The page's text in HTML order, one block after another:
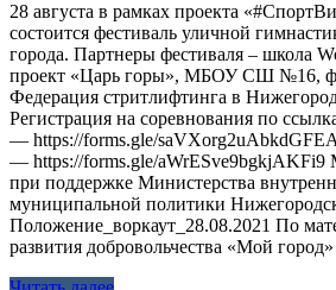
28 августа в рамках проекта
состоится фестиваль уличной
города. Партнеры фестиваля – школа
проект «Царь горы», МБОУ СШ №16,
Федерация стритлифтинга в
Регистрация на соревнования по
— https://forms.gle/
— https://forms.gle/aWrESve9bgkjAKFi9
при поддержке Министерства
муниципальной политики
Положение_воркаут_28.08.2021 По
развития добровольчества «Мой город»